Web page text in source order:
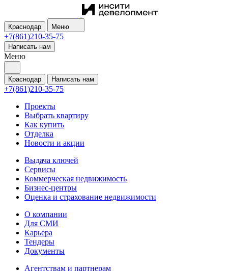
Краснодар Меню
+7(861)210-35-75
Написать нам
Меню
Краснодар Написать нам
+7(861)210-35-75
Проекты
Выбрать квартиру
Как купить
Отделка
Новости и акции
Выдача ключей
Сервисы
Коммерческая недвижимость
Бизнес-центры
Оценка и страхование недвижимости
О компании
Для СМИ
Карьера
Тендеры
Документы
Агентствам и партнерам